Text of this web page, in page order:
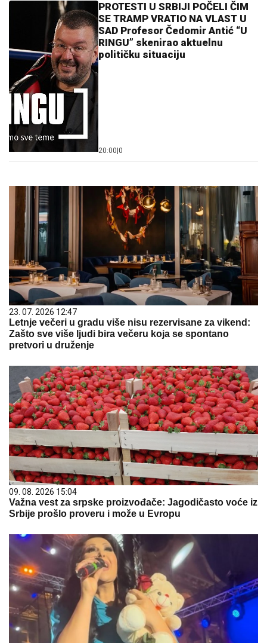
PROTESTI U SRBIJI POČELI ČIM
SE TRAMP VRATIO NA VLAST U
SAD Profesor Čedomir Antić “U
RINGU” skenirao aktuelnu
političku situaciju
20:00 0
23. 07. 2026 12:47
Letnje večeri u gradu više nisu rezervisane za vikend:
Zašto sve više ljudi bira večeru koja se spontano
pretvori u druženje
09. 08. 2026 15:04
Važna vest za srpske proizvođače: Jagodičasto voće iz
Srbije prošlo proveru i može u Evropu